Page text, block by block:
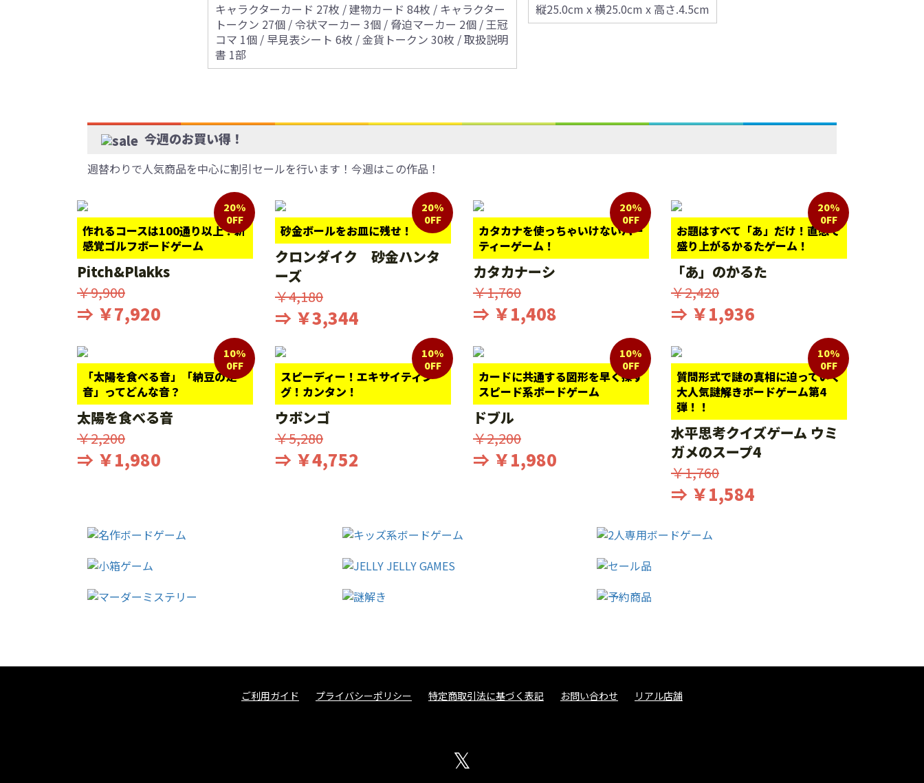
キャラクターカード 27枚 / 建物カード 84枚 / キャラクター
トークン 27個 / 令状マーカー 3個 / 脅迫マーカー 2個 / 王冠
コマ 1個 / 早見表シート 6枚 / 金貨トークン 30枚 / 取扱説明
書 1部
縦25.0cm x 横25.0cm x 高さ.4.5cm
今週のお買い得！
週替わりで人気商品を中心に割引セールを行います！今週はこの作品！
作れるコースは100通り以上！新
感覚ゴルフボードゲーム
20%
0FF
Pitch&Plakks
￥9,900
⇒ ￥7,920
砂金ボールをお皿に残せ！
20%
0FF
クロンダイク 砂金ハンタ
ーズ
￥4,180
⇒ ￥3,344
カタカナを使っちゃいけないパー
ティーゲーム！
20%
0FF
カタカナーシ
￥1,760
⇒ ￥1,408
お題はすべて「あ」だけ！直感で
盛り上がるかるたゲーム！
20%
0FF
「あ」のかるた
￥2,420
⇒ ￥1,936
「太陽を食べる音」「納豆の足
音」ってどんな音？
10%
0FF
太陽を食べる音
￥2,200
⇒ ￥1,980
スピーディー！エキサイティン
グ！カンタン！
10%
0FF
ウボンゴ
￥5,280
⇒ ￥4,752
カードに共通する図形を早く探す
スピード系ボードゲーム
10%
0FF
ドブル
￥2,200
⇒ ￥1,980
質問形式で謎の真相に迫っていく
大人気謎解きボードゲーム第4
弾！！
10%
0FF
水平思考クイズゲーム ウミ
ガメのスープ4
￥1,760
⇒ ￥1,584
ご利用ガイド プライバシーポリシー 特定商取引法に基づく表記 お問い合わせ リアル店舗
𝕏